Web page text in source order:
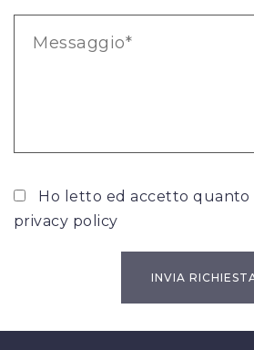
Ho letto ed accetto quanto
privacy policy